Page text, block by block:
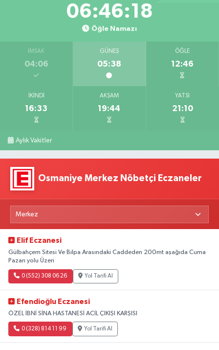
06:46:17
Öğle Namazı
İMSAK
04:06
GÜNEŞ
05:38
ÖĞLE
12:46
İKINDI
16:33
AKŞAM
19:44
YATSI
21:10
Aylık Vakitler
Osmaniye Merkez Nöbetçi Eczaneler
Elif Eczanesi
Gülbahçem Sitesi Ve Bilpa Arasındaki Caddeden 200mt aşağıda Cuma
Pazarı yolu Üzeri
0 (552) 308 06 26 Yol Tarifi Al
Efendioğlu Eczanesi
ÖZEL İBNİ SİNA HASTANESİ ACİL ÇIKIŞI KARŞISI
0 (328) 814 11 99 Yol Tarifi Al